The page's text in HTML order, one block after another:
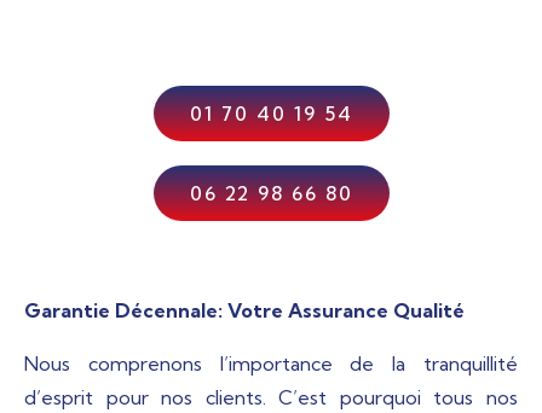
01 70 40 19 54
06 22 98 66 80
Garantie Décennale: Votre Assurance Qualité
Nous comprenons l’importance de la tranquillité
d’esprit pour nos clients. C’est pourquoi tous nos